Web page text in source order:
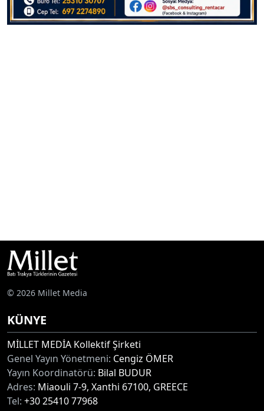
© 2026 Millet Media
KÜNYE
MİLLET MEDİA Kollektif Şirketi
Genel Yayın Yönetmeni: Cengiz ÖMER
Yayın Koordinatörü: Bilal BUDUR
Adres: Miaouli 7-9, Xanthi 67100, GREECE
Tel: +30 25410 77968